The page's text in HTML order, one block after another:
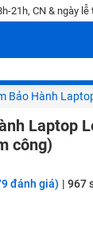
21h, CN & ngày lễ
Bảo Hành
Laptop
công)
đánh giá) | 967